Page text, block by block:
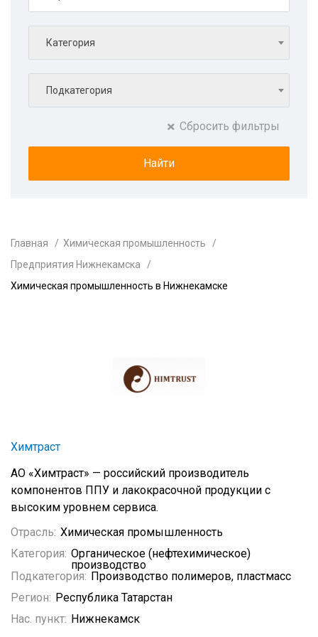
Категория
Подкатегория
Сбросить фильтры
Главная
Химическая промышленность
Предприятия Нижнекамска
Химическая промышленность в Нижнекамске
Химтраст
АО «Химтраст» — российский производитель
компонентов ППУ и лакокрасочной продукции с
высоким уровнем сервиса.
Отрасль: Химическая промышленность
Категория: Органическое (нефтехимическое)
производство
Подкатегория: Производство полимеров, пластмасс
Регион: Республика Татарстан
Нас. пункт: Нижнекамск